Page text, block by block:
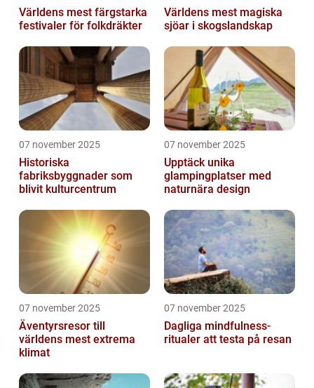
Världens mest färgstarka
festivaler för folkdräkter
Världens mest magiska
sjöar i skogslandskap
07 november 2025
Historiska
fabriksbyggnader som
blivit kulturcentrum
07 november 2025
Upptäck unika
glampingplatser med
naturnära design
07 november 2025
Äventyrsresor till
världens mest extrema
klimat
07 november 2025
Dagliga mindfulness-
ritualer att testa på resan